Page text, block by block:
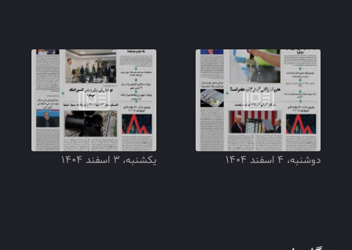
دوشنبه، ۴ اسفند ۱۴۰۴ یکشنبه، ۳ اسفند ۱۴۰۴